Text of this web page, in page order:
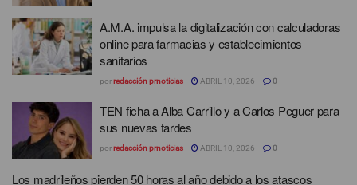
A.M.A. impulsa la digitalización con calculadoras
online para farmacias y establecimientos
sanitarios
porredacción prnoticias ABRIL 10, 2026 0
TEN ficha a Alba Carrillo y a Carlos Peguer para
sus nuevas tardes
porredacción prnoticias ABRIL 10, 2026 0
Los madrileños pierden 50 horas al año debido a los atascos